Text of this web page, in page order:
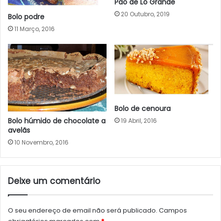
Bolo podre
11 Março, 2016
20 Outubro, 2019
Bolo húmido de chocolate a
avelãs
10 Novembro, 2016
Bolo de cenoura
19 Abril, 2016
Deixe um comentário
O seu endereço de email não será publicado. Campos